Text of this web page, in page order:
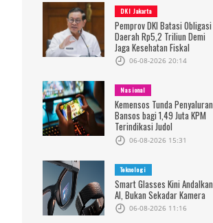
DKI Jakarta
Pemprov DKI Batasi Obligasi
Daerah Rp5,2 Triliun Demi
Jaga Kesehatan Fiskal
06-08-2026 20:14
Nasional
Kemensos Tunda Penyaluran
Bansos bagi 1,49 Juta KPM
Terindikasi Judol
06-08-2026 15:31
Teknologi
Smart Glasses Kini Andalkan
AI, Bukan Sekadar Kamera
06-08-2026 11:16